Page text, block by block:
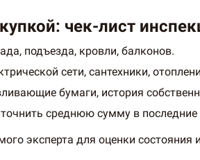
чек-лист
подъезда, кровли, балконов.
сети, сантехники,
бумаги, история
среднюю сумму в
эксперта для оценки состояния